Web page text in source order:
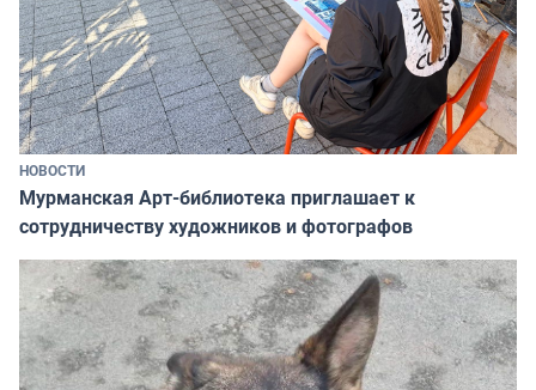
НОВОСТИ
Мурманская Арт-библиотека приглашает к
сотрудничеству художников и фотографов